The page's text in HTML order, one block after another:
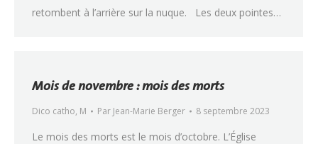
retombent à l’arrière sur la nuque. Les deux pointes…
Mois de novembre : mois des morts
Dico catho, M Par Jean-Marie Berger 8 septembre 2023
Le mois des morts est le mois d’octobre. L’Église